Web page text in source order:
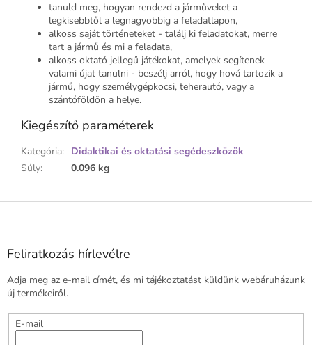
tanuld meg, hogyan rendezd a járműveket a
legkisebbtől a legnagyobbig a feladatlapon,
alkoss saját történeteket - találj ki feladatokat, merre
tart a jármű és mi a feladata,
alkoss oktató jellegű játékokat, amelyek segítenek
valami újat tanulni - beszélj arról, hogy hová tartozik a
jármű, hogy személygépkocsi, teherautó, vagy a
szántóföldön a helye.
Kiegészítő paraméterek
Kategória: Didaktikai és oktatási segédeszközök
Súly: 0.096 kg
L
Feliratkozás hírlevélre
Adja meg az e-mail címét, és mi tájékoztatást küldünk webáruházunk
új termékeiről.
E-mail